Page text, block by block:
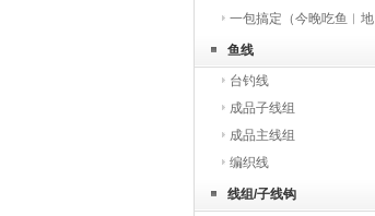
一包搞定（今晚吃鱼︱地
狱猫）
鱼线
台钓线
成品子线组
成品主线组
编织线
线组/子线钩